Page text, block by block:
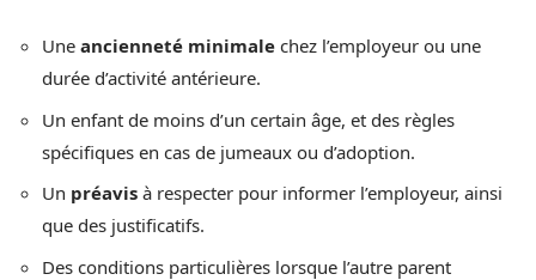
Une ancienneté minimale chez l’employeur ou une
durée d’activité antérieure.
Un enfant de moins d’un certain âge, et des règles
spécifiques en cas de jumeaux ou d’adoption.
Un préavis à respecter pour informer l’employeur, ainsi
que des justificatifs.
Des conditions particulières lorsque l’autre parent